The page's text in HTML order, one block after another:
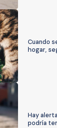
Cuando
hogar,
Hay
podría